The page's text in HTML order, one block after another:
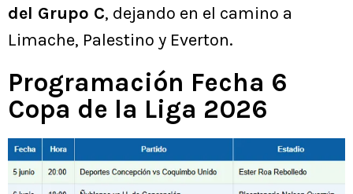
del Grupo C, dejando en el camino a
Limache, Palestino y Everton.
Programación Fecha 6
Copa de la Liga 2026